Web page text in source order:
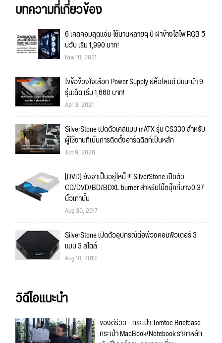
บทความที่เกี่ยวข้อง
6 เคสคอมสุดแจ่ม ใช้นานหลายๆ ปี ฝาข้างใสไฟ RGB วิ
บวับ เริ่ม 1,990 บาท!
Nov 10, 2021
ไขข้อข้องใจเลือก Power Supply ยี่ห้อไหนดี มีแนะนำ 9
รุ่นเด็ด เริ่ม 1,660 บาท!
Apr 3, 2021
SilverStone เปิดตัวเคสแบบ mATX รุ่น CS330 สำหรับ
ผู้ใช้งานที่เน้นการติดตั้งฮาร์ดดิสก์เป็นหลัก
Jun 9, 2020
[DVD] ยังจำเป็นอยู่ไหม๊ !!! SilverStone เปิดตัว
CD/DVD/BD/BDXL burner สำหรับโน๊ตบุ๊คที่บาง0.37
นิ้วเท่านั้น
Aug 30, 2017
SilverStone เปิดตัวอุปกรณ์ต่อพ่วงคอมพิวเตอร์ 3
แบบ 3 สไตล์
Aug 10, 2013
วิดีโอแนะนำ
ของดีรีวิว - กระเป๋า Tomtoc Briefcase
กระเป๋า MacBook/Notebook ราคาหลัก